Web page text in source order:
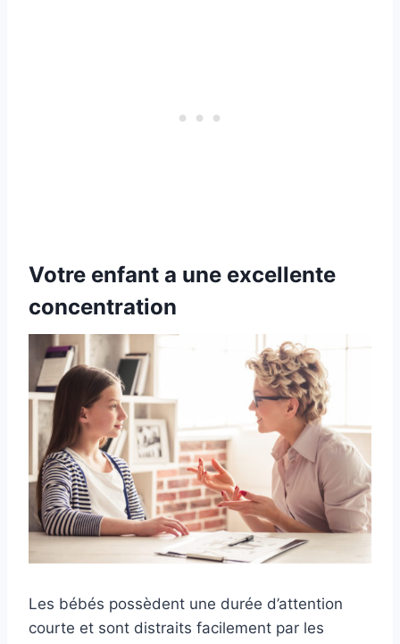
Votre enfant a une excellente
concentration
Les bébés possèdent une durée d’attention
courte et sont distraits facilement par les